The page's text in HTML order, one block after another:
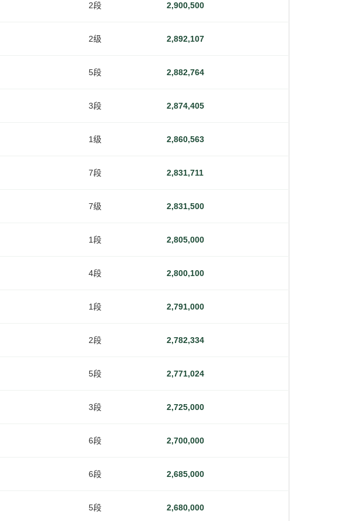
2段 2,900,500
2级 2,892,107
5段 2,882,764
3段 2,874,405
1级 2,860,563
7段 2,831,711
7级 2,831,500
1段 2,805,000
4段 2,800,100
1段 2,791,000
2段 2,782,334
5段 2,771,024
3段 2,725,000
6段 2,700,000
6段 2,685,000
5段 2,680,000